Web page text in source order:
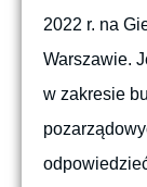
2022 r. na
Warszawie.
w zakresie